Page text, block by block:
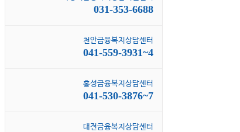
031-353-6688
천안금융복지상담센터
041-559-3931~4
홍성금융복지상담센터
041-530-3876~7
대전금융복지상담센터